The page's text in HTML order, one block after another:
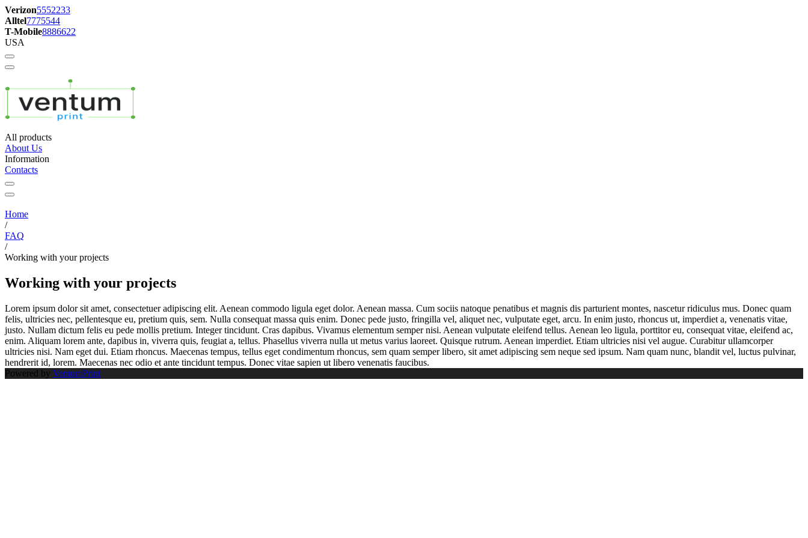
Verizon5552233
Alltel7775544
T-Mobile8886622
USA
All products
About Us
Information
Contacts
Home
/
FAQ
/
Working with your projects
Working with your projects
Lorem ipsum dolor sit amet, consectetuer adipiscing elit. Aenean commodo ligula eget dolor. Aenean massa. Cum sociis natoque penatibus et magnis dis parturient montes, nascetur ridiculus mus. Donec quam
felis, ultricies nec, pellentesque eu, pretium quis, sem. Nulla consequat massa quis enim. Donec pede justo, fringilla vel, aliquet nec, vulputate eget, arcu. In enim justo, rhoncus ut, imperdiet a, venenatis vitae,
justo. Nullam dictum felis eu pede mollis pretium. Integer tincidunt. Cras dapibus. Vivamus elementum semper nisi. Aenean vulputate eleifend tellus. Aenean leo ligula, porttitor eu, consequat vitae, eleifend ac,
enim. Aliquam lorem ante, dapibus in, viverra quis, feugiat a, tellus. Phasellus viverra nulla ut metus varius laoreet. Quisque rutrum. Aenean imperdiet. Etiam ultricies nisi vel augue. Curabitur ullamcorper
ultricies nisi. Nam eget dui. Etiam rhoncus. Maecenas tempus, tellus eget condimentum rhoncus, sem quam semper libero, sit amet adipiscing sem neque sed ipsum. Nam quam nunc, blandit vel, luctus pulvinar,
hendrerit id, lorem. Maecenas nec odio et ante tincidunt tempus. Donec vitae sapien ut libero venenatis faucibus.
Powered by VentumPrint